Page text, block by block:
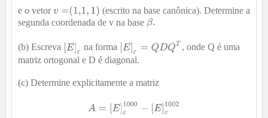
e o vetor
(escrito na base canônica). Determine a
segunda coordenada de v na base
(b) Escreva na forma
, onde Q é uma
matriz ortogonal e D é diagonal.
(c) Determine explicitamente a matriz